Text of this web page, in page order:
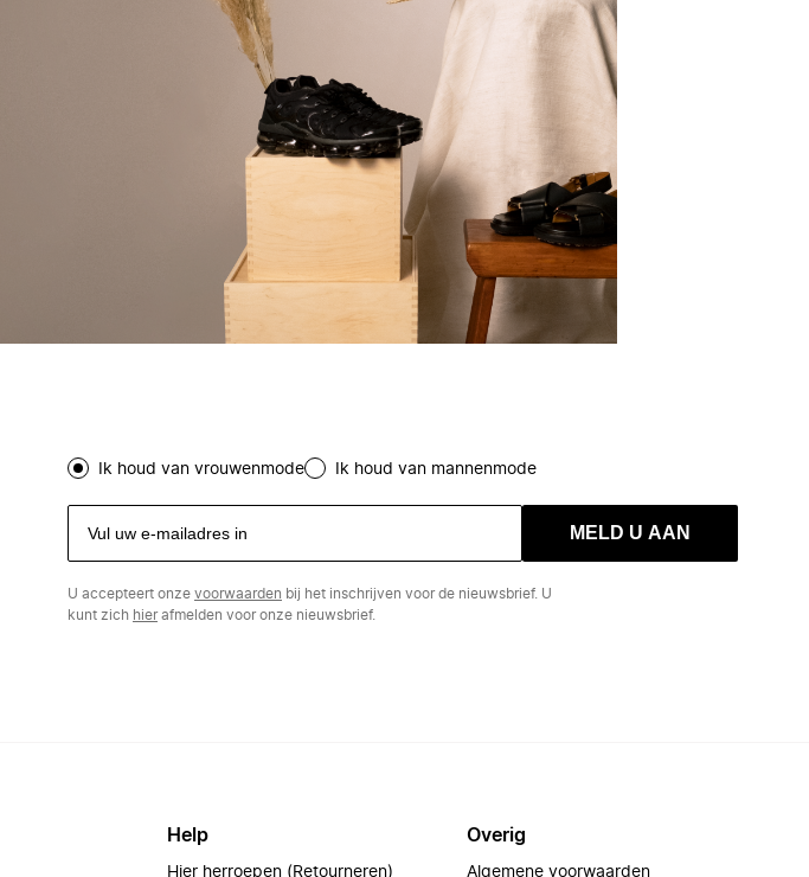
Ik houd van vrouwenmode Ik houd van mannenmode
MELD U AAN
U accepteert onze voorwaarden bij het inschrijven voor de nieuwsbrief. U
kunt zich hierafmelden voor onze nieuwsbrief.
Help
Hier herroepen (Retourneren)
Overig
Algemene voorwaarden